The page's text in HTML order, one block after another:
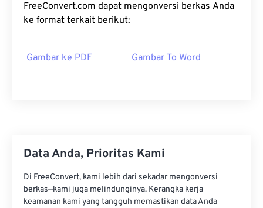
FreeConvert.com dapat mengonversi berkas Anda
ke format terkait berikut:
Gambar ke PDF Gambar To Word
Data Anda, Prioritas Kami
Di FreeConvert, kami lebih dari sekadar mengonversi
berkas—kami juga melindunginya. Kerangka kerja
keamanan kami yang tangguh memastikan data Anda